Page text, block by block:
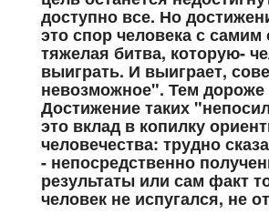
доступно все. Но
это спор человека с
тяжелая битва, которую-
выиграть. И выиграет,
невозможное". Тем дороже
Достижение таких
это вклад в копилку
человечества: трудно
- непосредственно
результаты или сам факт
человек не испугался, не